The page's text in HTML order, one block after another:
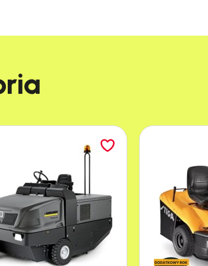
zapewnia większą swobodę
naścienny ułatwia